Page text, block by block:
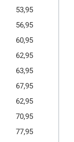
53,95
56,95
60,95
62,95
63,95
67,95
62,95
70,95
77,95